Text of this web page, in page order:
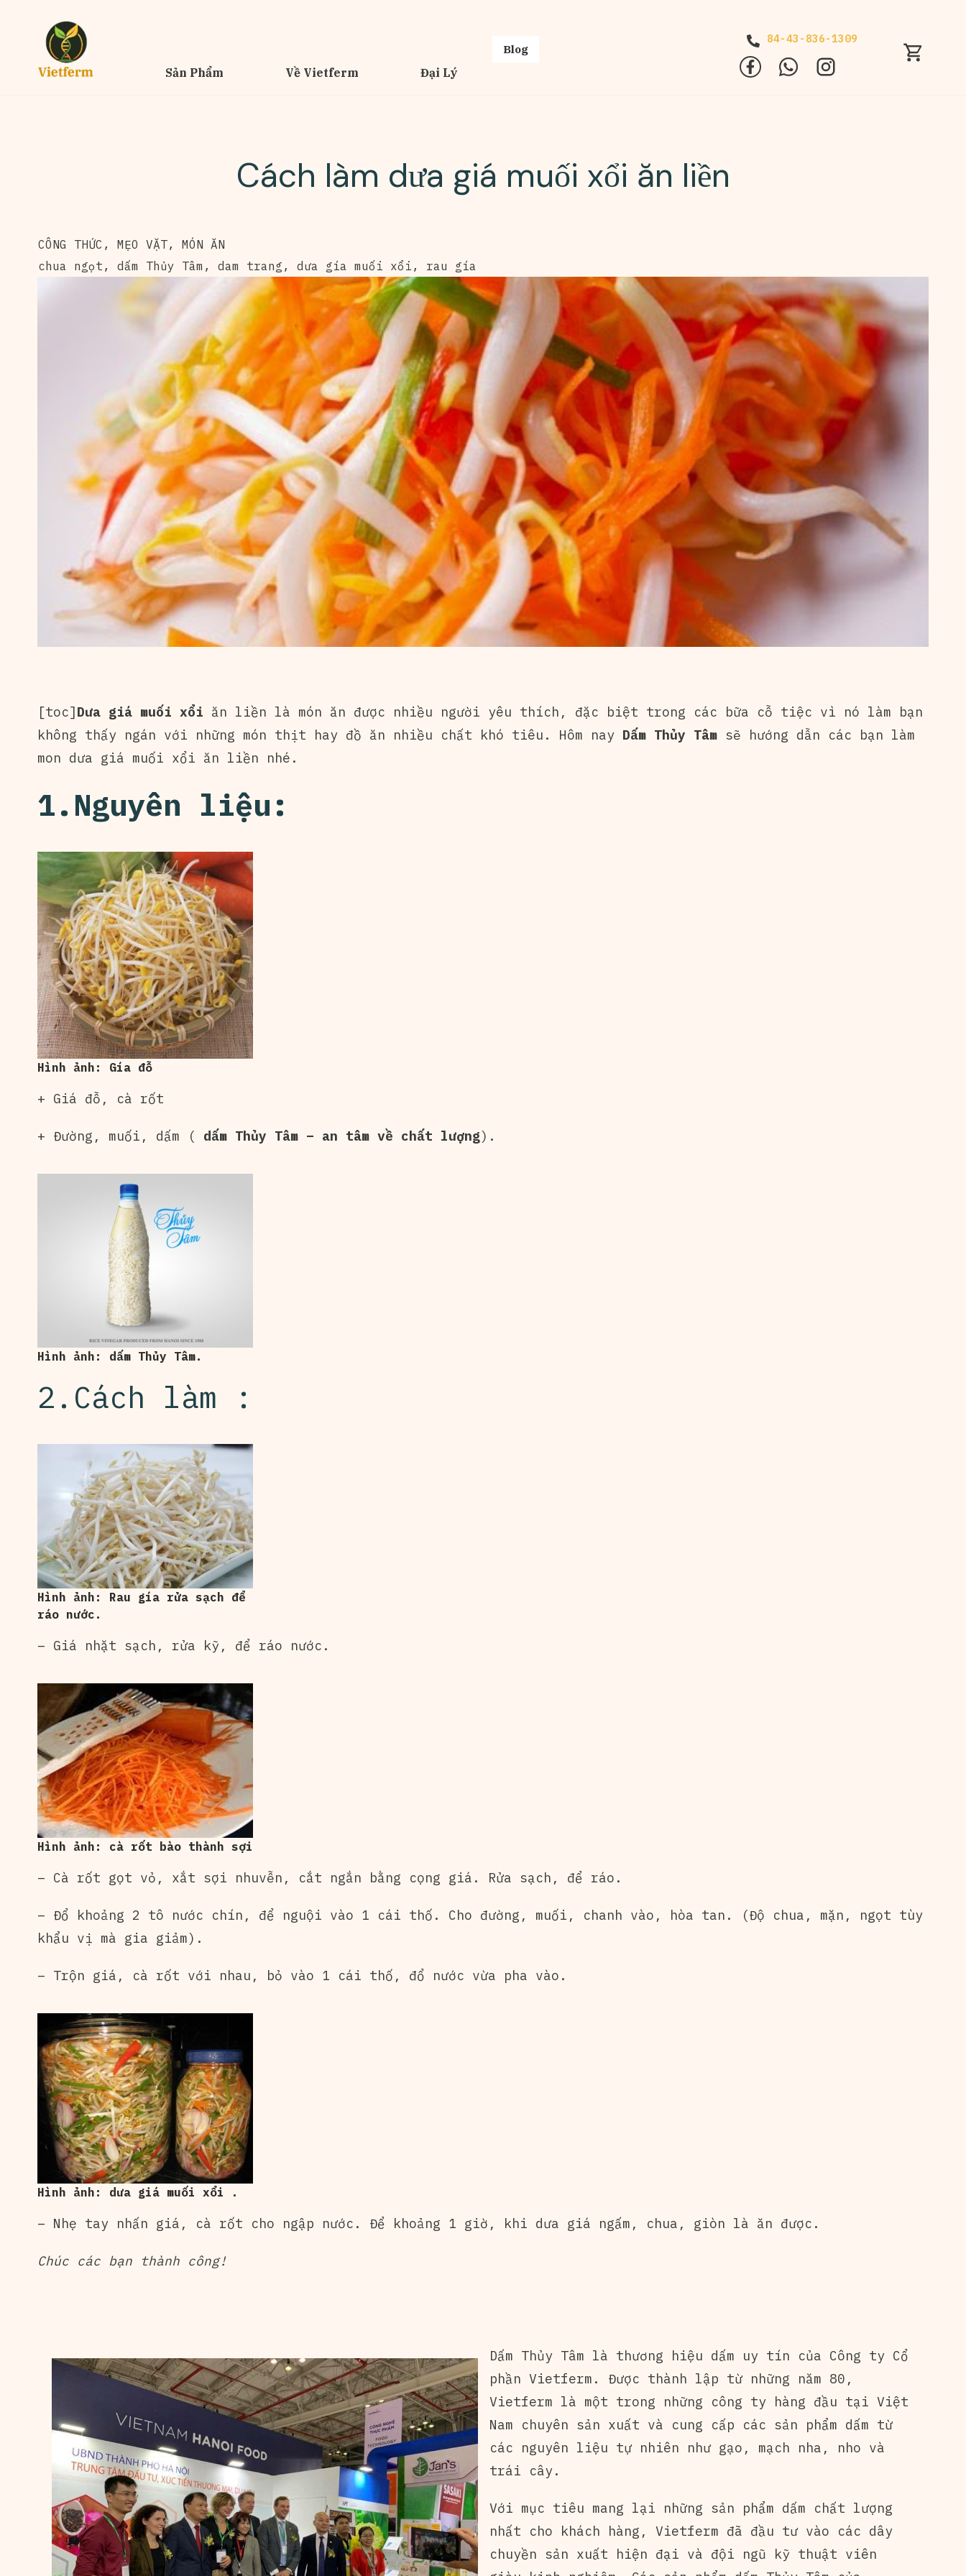
Sản Phẩm Về Vietferm Đại Lý
Blog
84-43-836-1309
Cách làm dưa giá muối xổi ăn liền
CÔNG THỨC , MẸO VẶT, MÓN ĂN
chua ngọt , dấm Thủy Tâm , dam trang , dưa gía muối xổi , rau gía
[toc]Dưa giá muối xổi ăn liền là món ăn được nhiều người yêu thích, đặc biệt trong các bữa cỗ tiệc vì nó làm bạn
không thấy ngán với những món thịt hay đồ ăn nhiều chất khó tiêu. Hôm nay Dấm Thủy Tâm sẽ hướng dẫn các bạn làm
mon dưa giá muối xổi ăn liền nhé.
1.Nguyên liệu:
Hình ảnh: Gía đỗ
+ Giá đỗ, cà rốt
+ Đường, muối, dấm ( dấm Thủy Tâm – an tâm về chất lượng).
Hình ảnh: dấm Thủy Tâm.
2.Cách làm :
Hình ảnh: Rau gía rửa sạch để
ráo nước.
– Giá nhặt sạch, rửa kỹ, để ráo nước.
Hình ảnh: cà rốt bào thành sợi
– Cà rốt gọt vỏ, xắt sợi nhuvễn, cắt ngắn bằng cọng giá. Rửa sạch, để ráo.
– Đổ khoảng 2 tô nước chín, để nguội vào 1 cái thố. Cho đường, muối, chanh vào, hòa tan. (Độ chua, mặn, ngọt tùy
khẩu vị mà gia giảm).
– Trộn giá, cà rốt với nhau, bỏ vào 1 cái thố, đổ nước vừa pha vào.
Hình ảnh: dưa giá muối xổi .
– Nhẹ tay nhấn giá, cà rốt cho ngập nước. Để khoảng 1 giờ, khi dưa giá ngấm, chua, giòn là ăn được.
Chúc các bạn thành công!
Dấm Thủy Tâm là thương hiệu dấm uy tín của Công ty Cổ
phần Vietferm. Được thành lập từ những năm 80,
Vietferm là một trong những công ty hàng đầu tại Việt
Nam chuyên sản xuất và cung cấp các sản phẩm dấm từ
các nguyên liệu tự nhiên như gạo, mạch nha, nho và
trái cây.
Với mục tiêu mang lại những sản phẩm dấm chất lượng
nhất cho khách hàng, Vietferm đã đầu tư vào các dây
chuyền sản xuất hiện đại và đội ngũ kỹ thuật viên